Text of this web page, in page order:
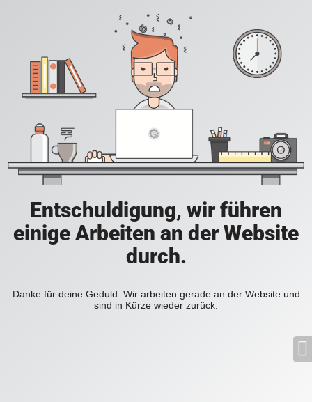
Entschuldigung, wir führen
einige Arbeiten an der Website
durch.
Danke für deine Geduld. Wir arbeiten gerade an der Website und
sind in Kürze wieder zurück.